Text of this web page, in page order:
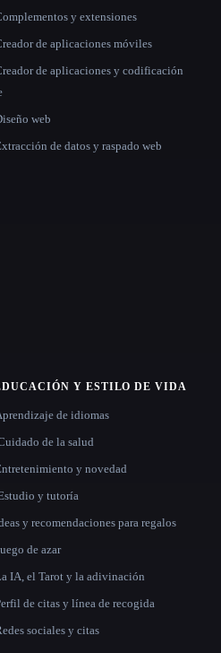
y extensiones
de aplicaciones móviles
de aplicaciones y codificación
web
de datos y raspado web
Y ESTILO DE VIDA
de idiomas
de la salud
y novedad
y tutoría
y recomendaciones para regalos
de azar
IA, el Tarot y la adivinación
de citas y línea de recogida
sociales y citas